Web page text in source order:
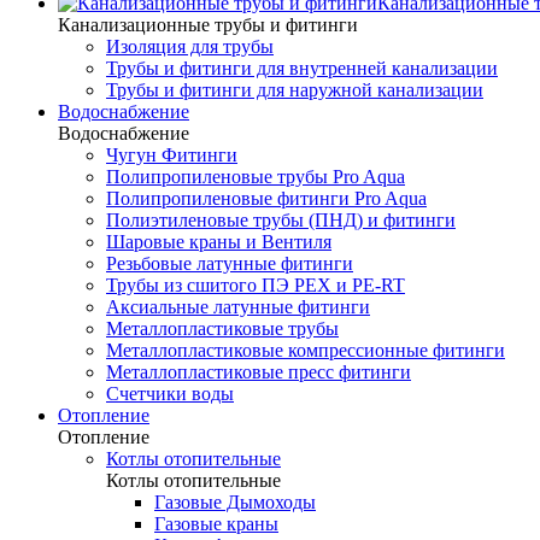
Канализационные трубы и фитинги
Изоляция для трубы
Трубы и фитинги для внутренней канализации
Трубы и фитинги для наружной канализации
Водоснабжение
Водоснабжение
Чугун Фитинги
Полипропиленовые трубы Pro Aqua
Полипропиленовые фитинги Pro Aqua
Полиэтиленовые трубы (ПНД) и фитинги
Шаровые краны и Вентиля
Резьбовые латунные фитинги
Трубы из сшитого ПЭ PEX и PE-RT
Аксиальные латунные фитинги
Металлопластиковые трубы
Металлопластиковые компрессионные фитинги
Металлопластиковые пресс фитинги
Счетчики воды
Отопление
Отопление
Котлы отопительные
Котлы отопительные
Газовые Дымоходы
Газовые краны